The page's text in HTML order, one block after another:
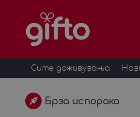
Сите доживувања
Брза испорака